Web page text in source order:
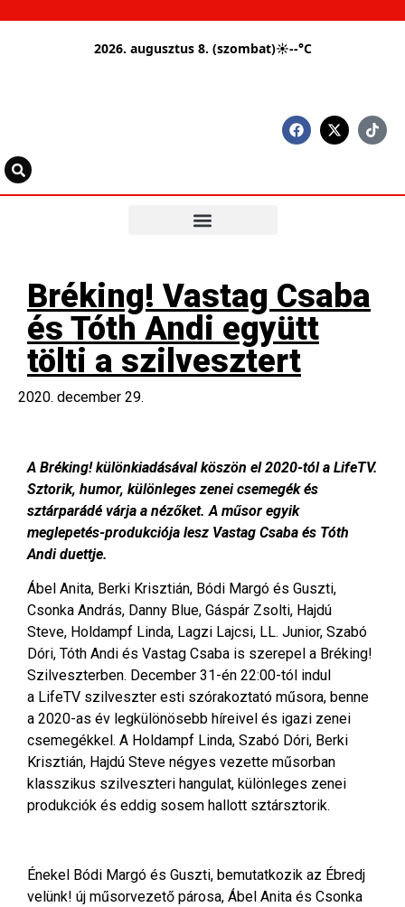
2026. augusztus 8. (szombat)☀--°C
Bréking! Vastag Csaba
és Tóth Andi együtt
tölti a szilvesztert
2020. december 29.
A Bréking! különkiadásával köszön el 2020-tól a LifeTV.
Sztorik, humor, különleges zenei csemegék és
sztárparádé várja a nézőket. A műsor egyik
meglepetés-produkciója lesz Vastag Csaba és Tóth
Andi duettje.
Ábel Anita, Berki Krisztián, Bódi Margó és Guszti,
Csonka András, Danny Blue, Gáspár Zsolti, Hajdú
Steve, Holdampf Linda, Lagzi Lajcsi, LL. Junior, Szabó
Dóri, Tóth Andi és Vastag Csaba is szerepel a Bréking!
Szilveszterben. December 31-én 22:00-tól indul
a LifeTV szilveszter esti szórakoztató műsora, benne
a 2020-as év legkülönösebb híreivel és igazi zenei
csemegékkel. A Holdampf Linda, Szabó Dóri, Berki
Krisztián, Hajdú Steve négyes vezette műsorban
klasszikus szilveszteri hangulat, különleges zenei
produkciók és eddig sosem hallott sztársztorik.
Énekel Bódi Margó és Guszti, bemutatkozik az Ébredj
velünk! új műsorvezető párosa, Ábel Anita és Csonka